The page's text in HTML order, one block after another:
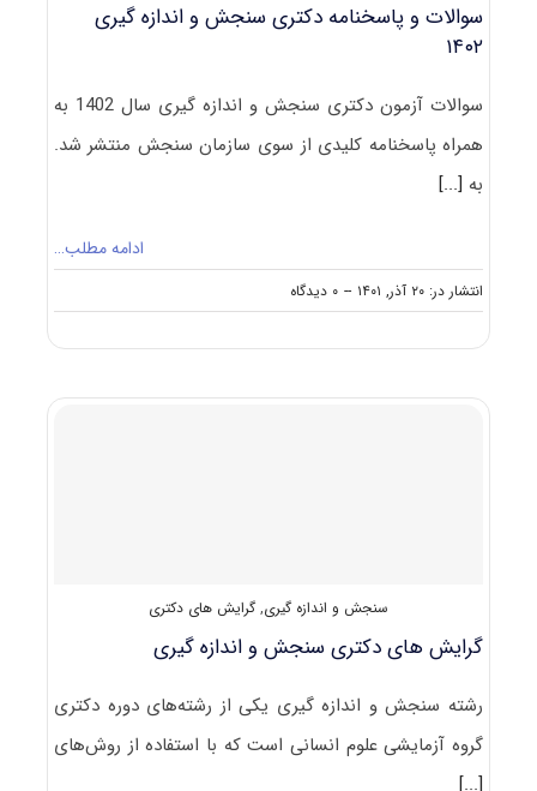
سوالات و پاسخنامه دکتری سنجش و اندازه گیری
۱۴۰۲
سوالات آزمون دکتری سنجش و اندازه گیری سال 1402 به
همراه پاسخنامه کلیدی از سوی سازمان سنجش منتشر شد.
به [...]
ادامه مطلب…
انتشار در: ۲۰ آذر, ۱۴۰۱ -- ۰ دیدگاه
on
سوالات
سنجش
سنجش و اندازه گیری, گرایش های دکتری
گرایش های دکتری ﺳﻨﺠﺶ و اﻧﺪازه گیری
رشته سنجش و اندازه گیری یکی از رشته‌های دوره دکتری
گروه آزمایشی علوم انسانی است که با استفاده از روش‌های
[...]